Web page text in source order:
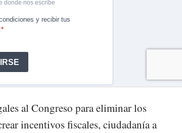
al Congreso para eliminar los
incentivos fiscales, ciudadanía a